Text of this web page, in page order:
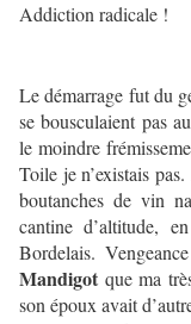
Addiction radicale !
Le démarrage fut du
se bousculaient pas
le moindre
Toile je n’existais
boutanches de vin
cantine d’altitude,
Bordelais.
Mandigot que ma
son époux avait